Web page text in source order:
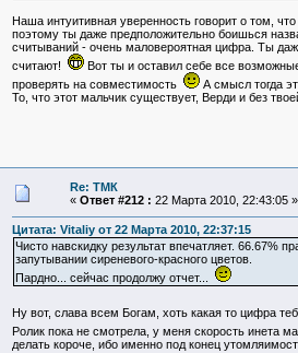
Наша интуитивная уверенность говорит о том,
поэтому ты даже предположительно боишься
считываний - очень маловероятная цифра. Ты
считают!
Вот ты и оставил себе все
проверять на совместимость
А смысл тогда
То, что этот мальчик существует, Верди и без
Re: ТМК
« Ответ #212 : 22 Марта 2010, 22:43:05 »
Цитата: Vitaliy от 22 Марта 2010, 22:37:15
Чисто навскидку результат впечатляет. 66.67%
запутывании сиреневого-красного цветов.
Пардно... сейчас продолжу отчет...
Ну вот, слава всем Богам, хоть какая то цифра
Ролик пока не смотрела, у меня скорость инета
делать короче, ибо именно под конец